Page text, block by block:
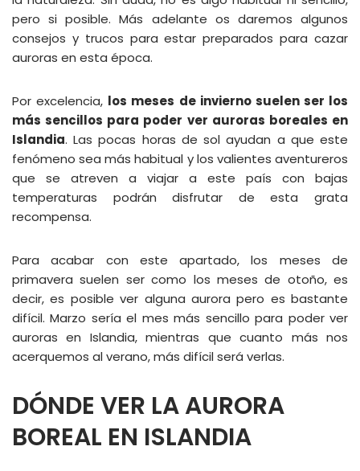
pero si posible. Más adelante os daremos algunos
consejos y trucos para estar preparados para cazar
auroras en esta época.
Por excelencia, los meses de invierno suelen ser los
más sencillos para poder ver auroras boreales en
Islandia. Las pocas horas de sol ayudan a que este
fenómeno sea más habitual y los valientes aventureros
que se atreven a viajar a este país con bajas
temperaturas podrán disfrutar de esta grata
recompensa.
Para acabar con este apartado, los meses de
primavera suelen ser como los meses de otoño, es
decir, es posible ver alguna aurora pero es bastante
difícil. Marzo sería el mes más sencillo para poder ver
auroras en Islandia, mientras que cuanto más nos
acerquemos al verano, más difícil será verlas.
DÓNDE VER LA AURORA
BOREAL EN ISLANDIA